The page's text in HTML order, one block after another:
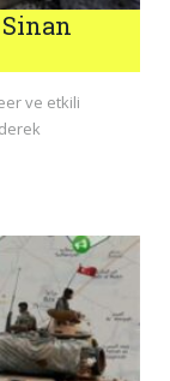
ve etkili